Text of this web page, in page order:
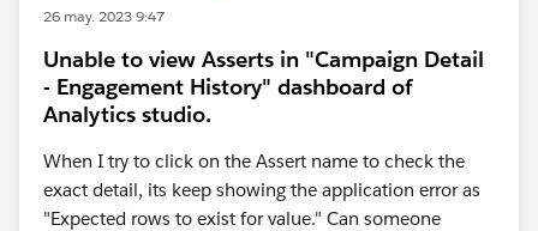
26 may. 2023 9:47
Unable to view Asserts in "Campaign Detail
- Engagement History" dashboard of
Analytics studio.
When I try to click on the Assert name to check the
exact detail, its keep showing the application error as
"Expected rows to exist for value." Can someone